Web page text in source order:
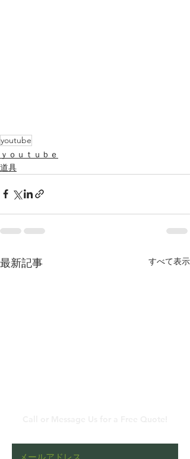
youtube
ｙｏｕｔｕｂｅ
道具
最新記事 すべて表示